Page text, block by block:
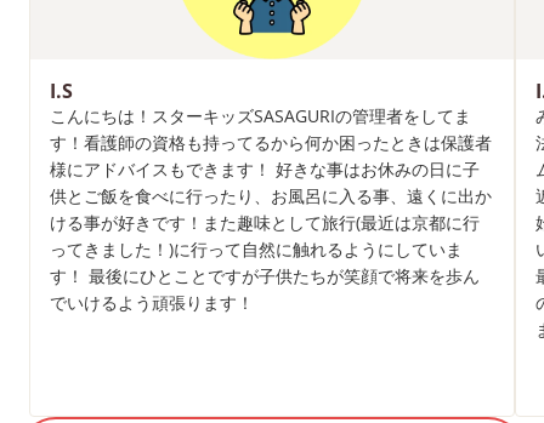
I.S
こんにちは！スターキッズSASAGURIの管理者をしてま
す！看護師の資格も持ってるから何か困ったときは保護者
様にアドバイスもできます！ 好きな事はお休みの日に子
供とご飯を食べに行ったり、お風呂に入る事、遠くに出か
ける事が好きです！また趣味として旅行(最近は京都に行
ってきました！)に行って自然に触れるようにしていま
す！ 最後にひとことですが子供たちが笑顔で将来を歩ん
でいけるよう頑張ります！